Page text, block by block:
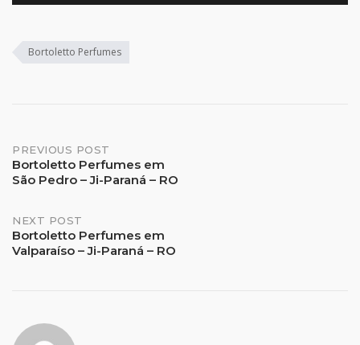
Bortoletto Perfumes
Post
navigation
PREVIOUS POST
Bortoletto Perfumes em
São Pedro – Ji-Paraná – RO
NEXT POST
Bortoletto Perfumes em
Valparaíso – Ji-Paraná – RO